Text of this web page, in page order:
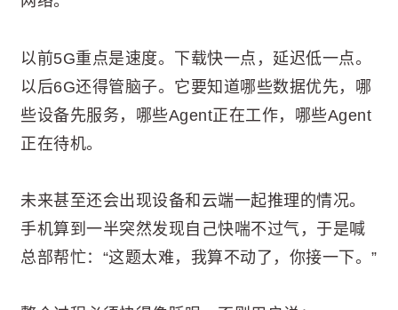
以前5G重点是速度。下载快一点，延迟低一点。
以后6G还得管脑子。它要知道哪些数据优先，哪
些设备先服务，哪些Agent正在工作，哪些Agent
正在待机。
未来甚至还会出现设备和云端一起推理的情况。
手机算到一半突然发现自己快喘不过气，于是喊
总部帮忙：“这题太难，我算不动了，你接一下。”